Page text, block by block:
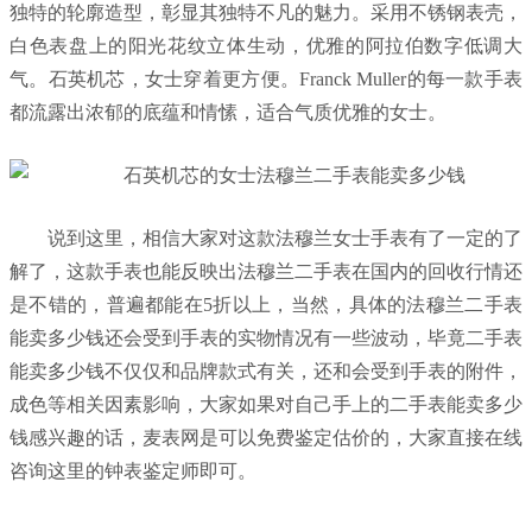
独特的轮廓造型，彰显其独特不凡的魅力。采用不锈钢表壳，
白色表盘上的阳光花纹立体生动，优雅的阿拉伯数字低调大
气。石英机芯，女士穿着更方便。Franck Muller的每一款手表
都流露出浓郁的底蕴和情愫，适合气质优雅的女士。
说到这里，相信大家对这款法穆兰女士手表有了一定的了
解了，这款手表也能反映出法穆兰二手表在国内的回收行情还
是不错的，普遍都能在5折以上，当然，具体的法穆兰二手表
能卖多少钱还会受到手表的实物情况有一些波动，毕竟二手表
能卖多少钱不仅仅和品牌款式有关，还和会受到手表的附件，
成色等相关因素影响，大家如果对自己手上的二手表能卖多少
钱感兴趣的话，麦表网是可以免费鉴定估价的，大家直接在线
咨询这里的钟表鉴定师即可。